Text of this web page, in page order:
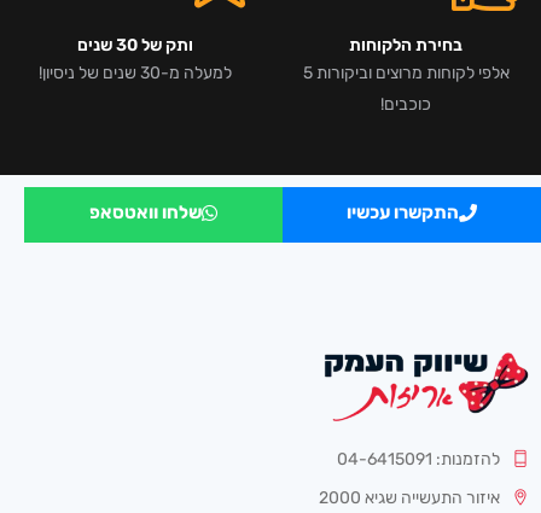
בחירת הלקוחות
אלפי לקוחות מרוצים וביקורות 5
כוכבים!
ותק של 30 שנים
למעלה מ-30 שנים של ניסיון!
התקשרו עכשיו שלחו וואטסאפ
להזמנות: 04-6415091
איזור התעשייה שגיא 2000